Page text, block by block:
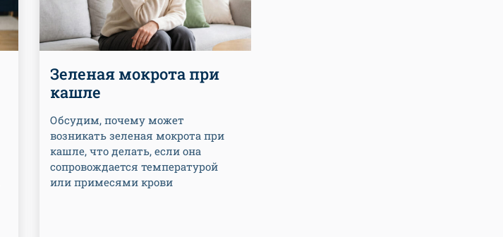
Зеленая мокрота при
кашле
Обсудим, почему может
возникать зеленая мокрота при
кашле, что делать, если она
сопровождается температурой
или примесями крови